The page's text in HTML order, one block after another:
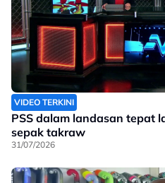
VIDEO TERKINI
PSS dalam landasan tepat
sepak takraw
31/07/2026